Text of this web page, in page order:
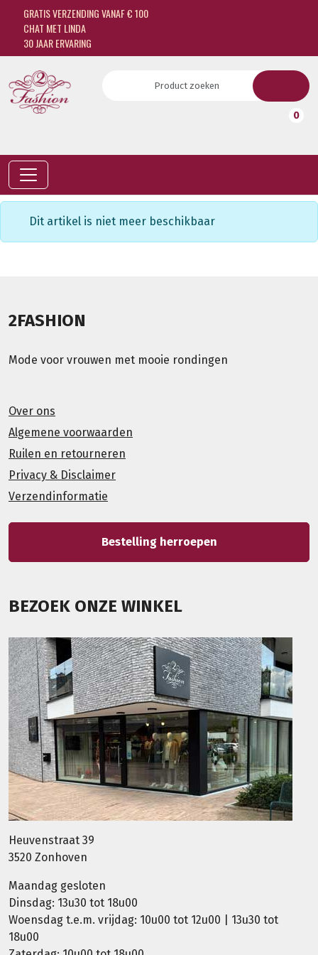
GRATIS VERZENDING VANAF € 100
CHAT MET LINDA
30 JAAR ERVARING
0
Dit artikel is niet meer beschikbaar
2FASHION
Mode voor vrouwen met mooie rondingen
Over ons
Algemene voorwaarden
Ruilen en retourneren
Privacy & Disclaimer
Verzendinformatie
Bestelling herroepen
BEZOEK ONZE WINKEL
Heuvenstraat 39
3520 Zonhoven
Maandag gesloten
Dinsdag: 13u30 tot 18u00
Woensdag t.e.m. vrijdag: 10u00 tot 12u00 | 13u30 tot
18u00